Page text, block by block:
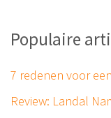
Populaire
7 redenen voor
Review: Landal